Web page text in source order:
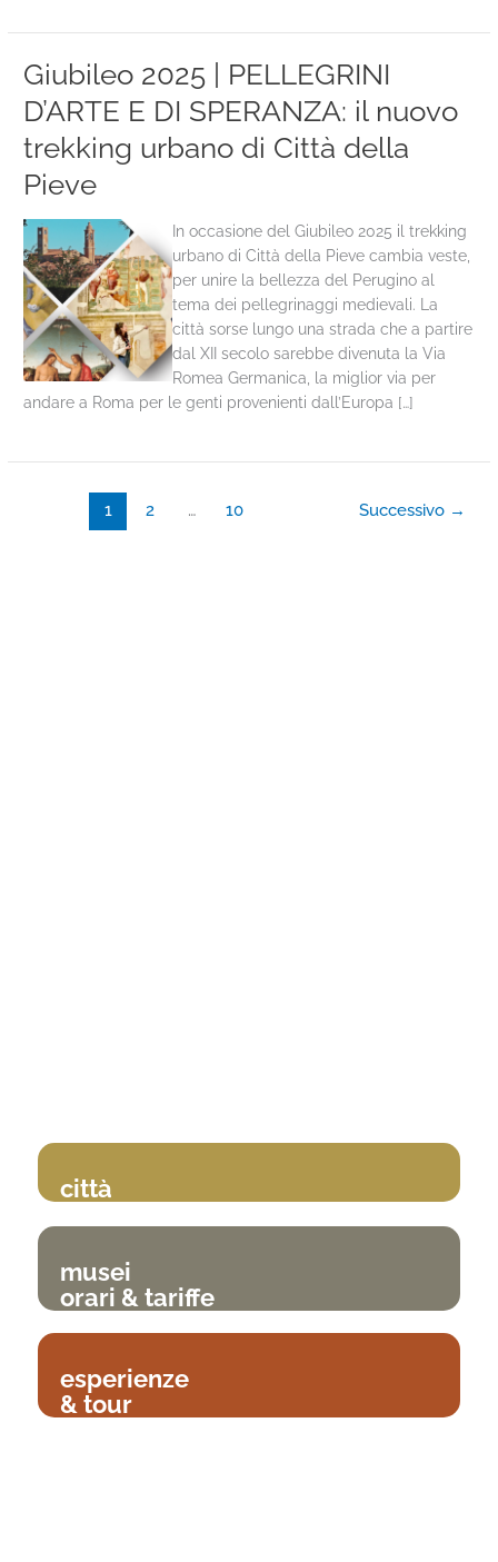
Giubileo 2025 | PELLEGRINI
D’ARTE E DI SPERANZA: il nuovo
trekking urbano di Città della
Pieve
In occasione del Giubileo 2025 il trekking
urbano di Città della Pieve cambia veste,
per unire la bellezza del Perugino al
tema dei pellegrinaggi medievali. La
città sorse lungo una strada che a partire
dal XII secolo sarebbe divenuta la Via
Romea Germanica, la miglior via per
andare a Roma per le genti provenienti dall’Europa […]
1 2 … 10 Successivo →
città
musei
orari & tariffe
esperienze
& tour